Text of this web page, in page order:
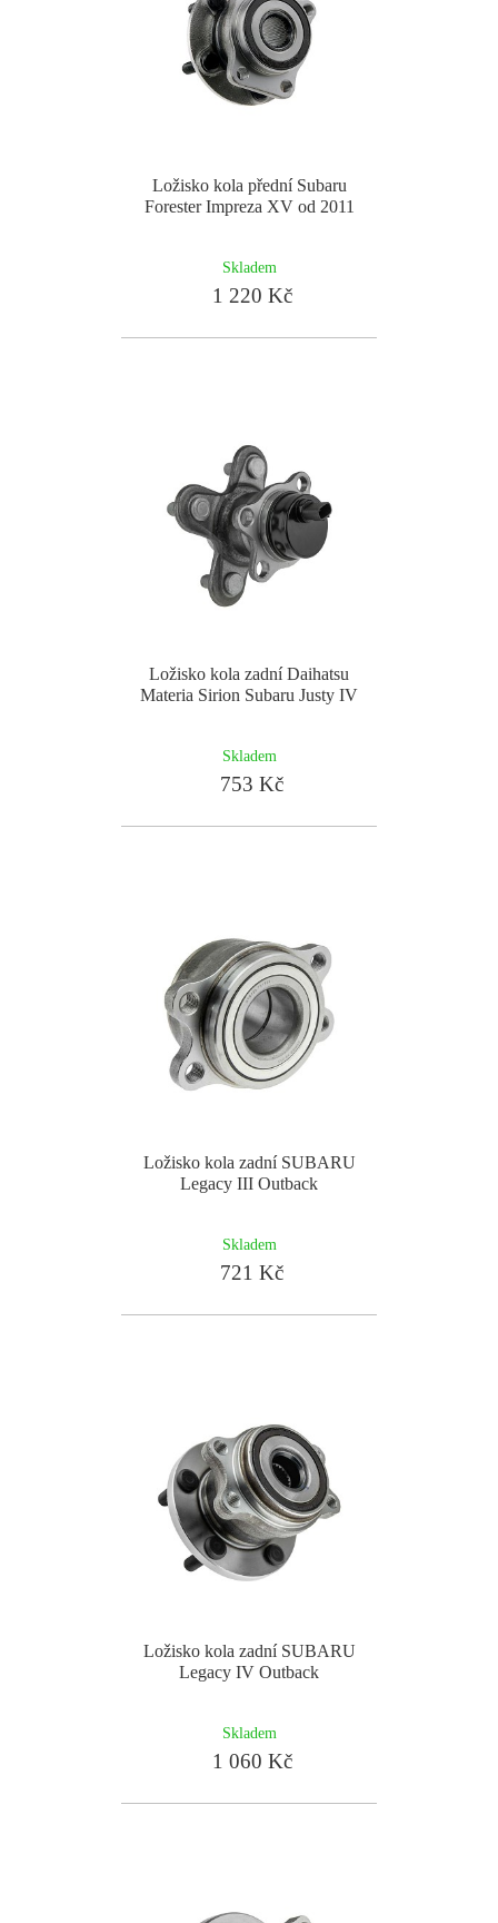
Ložisko kola přední Subaru
Forester Impreza XV od 2011
Skladem
1 220 Kč
Ložisko kola zadní Daihatsu
Materia Sirion Subaru Justy IV
Skladem
753 Kč
Ložisko kola zadní SUBARU
Legacy III Outback
Skladem
721 Kč
Ložisko kola zadní SUBARU
Legacy IV Outback
Skladem
1 060 Kč